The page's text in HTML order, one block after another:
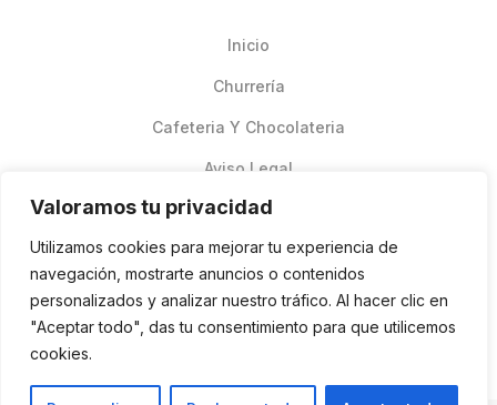
Valoramos tu privacidad
Utilizamos cookies para mejorar tu experiencia de
navegación, mostrarte anuncios o contenidos
personalizados y analizar nuestro tráfico. Al hacer clic en
"Aceptar todo", das tu consentimiento para que utilicemos
cookies.
Inicio
Churrería
Cafeteria Y Chocolateria
Aviso Legal
Pedidos Online Glovo
Contacto